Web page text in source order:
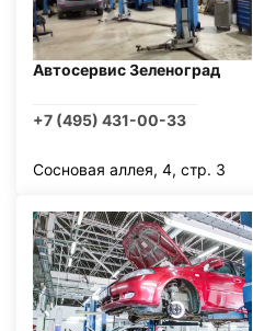
Автосервис Зеленоград
+7 (495) 431-00-33
Сосновая аллея, 4, стр. 3